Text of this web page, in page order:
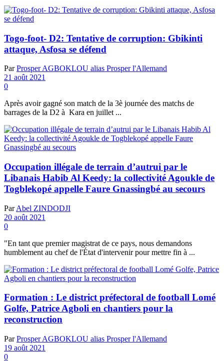
Togo-foot- D2: Tentative de corruption: Gbikinti
attaque, Asfosa se défend
Par Prosper AGBOKLOU alias Prosper l'Allemand
21 août 2021
0
Après avoir gagné son match de la 3è journée des matchs de
barrages de la D2 à Kara en juillet ...
Occupation illégale de terrain d’autrui par le
Libanais Habib Al Keedy: la collectivité Agoukle de
Togblekopé appelle Faure Gnassingbé au secours
Par Abel ZINDODJI
20 août 2021
0
"En tant que premier magistrat de ce pays, nous demandons
humblement au chef de l'État d'intervenir pour mettre fin à ...
Formation : Le district préfectoral de football Lomé
Golfe, Patrice Agboli en chantiers pour la
reconstruction
Par Prosper AGBOKLOU alias Prosper l'Allemand
19 août 2021
0